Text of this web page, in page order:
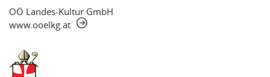
OÖ Landes-Kultur GmbH
www.ooelkg.at